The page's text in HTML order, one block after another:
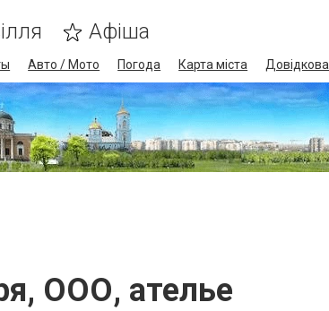
Афіша
Авто / Мото Погода Карта міста Довідкова
ООО, ателье